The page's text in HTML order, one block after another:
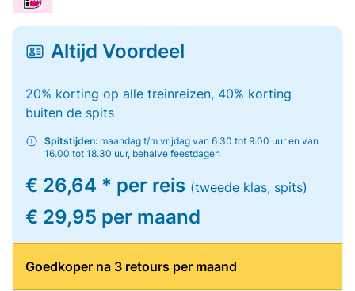
Altijd Voordeel
20% korting op alle treinreizen, 40% korting
buiten de spits
Spitstijden: maandag t/m vrijdag van 6.30 tot 9.00 uur en van
16.00 tot 18.30 uur, behalve feestdagen
€ 26,64 * per reis (tweede klas, spits)
€ 29,95 per maand
Goedkoper na 3 retours per maand